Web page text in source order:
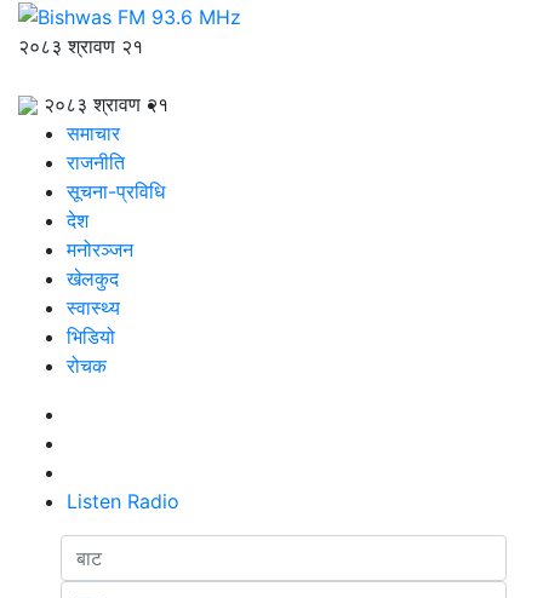
२०८३ श्रावण २१
२०८३ श्रावण २१
समाचार
राजनीति
सूचना-प्रविधि
देश
मनोरञ्जन
खेलकुद
स्वास्थ्य
भिडियो
रोचक
Listen Radio